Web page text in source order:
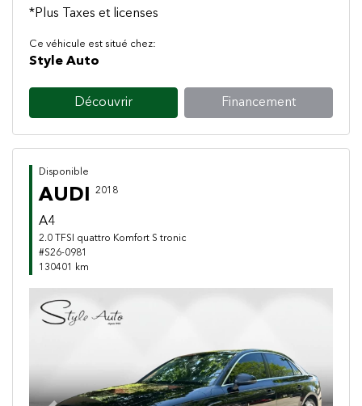
*Plus Taxes et licenses
Ce véhicule est situé chez:
Style Auto
Découvrir Financement
Disponible
AUDI 2018
A4
2.0 TFSI quattro Komfort S tronic
#S26-0981
130401 km